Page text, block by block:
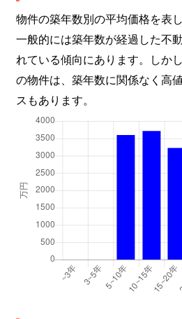
物件の築年数別の平均価格を表
一般的には築年数が経過した不
れている傾向にあります。しか
の物件は、築年数に関係なく高
スもあります。